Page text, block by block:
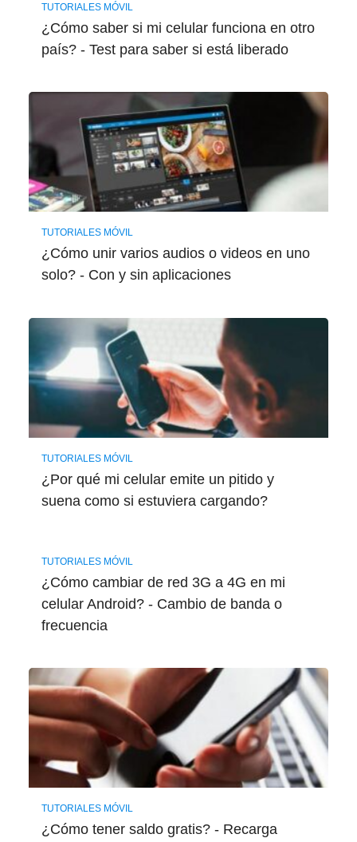
TUTORIALES MÓVIL
¿Cómo saber si mi celular funciona en otro
país? - Test para saber si está liberado
TUTORIALES MÓVIL
¿Cómo unir varios audios o videos en uno
solo? - Con y sin aplicaciones
TUTORIALES MÓVIL
¿Por qué mi celular emite un pitido y
suena como si estuviera cargando?
TUTORIALES MÓVIL
¿Cómo cambiar de red 3G a 4G en mi
celular Android? - Cambio de banda o
frecuencia
TUTORIALES MÓVIL
¿Cómo tener saldo gratis? - Recarga